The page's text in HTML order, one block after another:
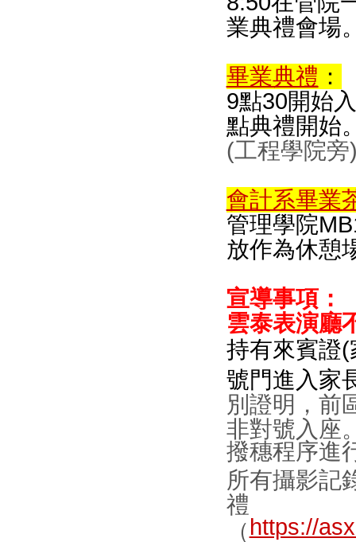
業典禮會場
畢業典禮 ：
9點30開始
點典禮開始
(工程學院
會計系畢業
管理學院
放作為休憩
宣導事項：
雲泰表演廳
持有來賓證
號門進入家
別證明，前
非對號入座
撥穗程序進
所有攝影記
禮
（ https://